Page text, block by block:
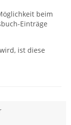
beim
Einträge
ist diese